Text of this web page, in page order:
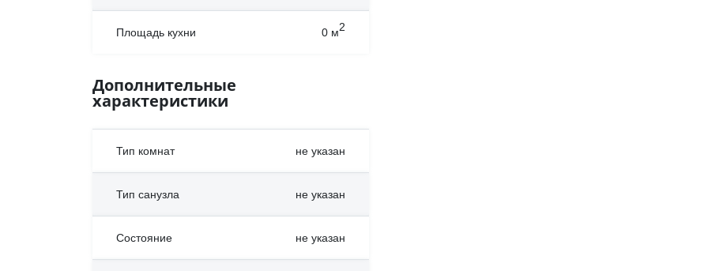
Площадь кухни 0 м2
Дополнительные
характеристики
Тип комнат не указан
Тип санузла не указан
Состояние не указан